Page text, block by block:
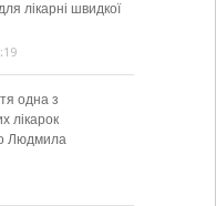
лікарні швидкої
одна з
лікарок
Людмила